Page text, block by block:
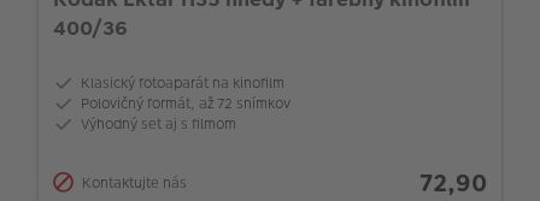
400/36
Klasický fotoaparát na kinofilm
Polovičný formát, až 72 snímkov
Výhodný set aj s filmom
Kontaktujte nás 72,90